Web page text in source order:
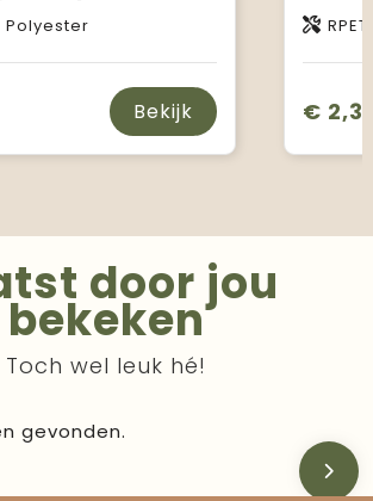
Polyester
Bekijk
RPET
€
door jou
bekeken
Toch wel leuk hé!
gevonden.